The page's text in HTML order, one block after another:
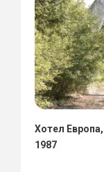
Хотел
1987